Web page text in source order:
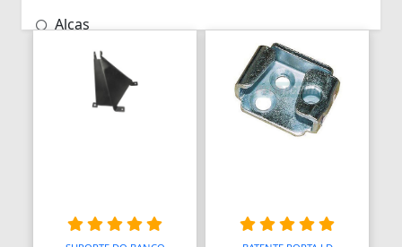
Alças
Alças para Banheiro